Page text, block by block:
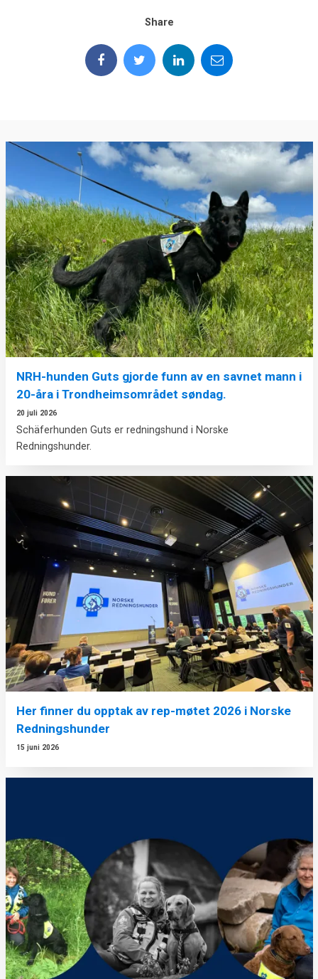
Share
NRH-hunden Guts gjorde funn av en savnet mann i
20-åra i Trondheimsområdet søndag.
20 juli 2026
Schäferhunden Guts er redningshund i Norske
Redningshunder.
Her finner du opptak av rep-møtet 2026 i Norske
Redningshunder
15 juni 2026